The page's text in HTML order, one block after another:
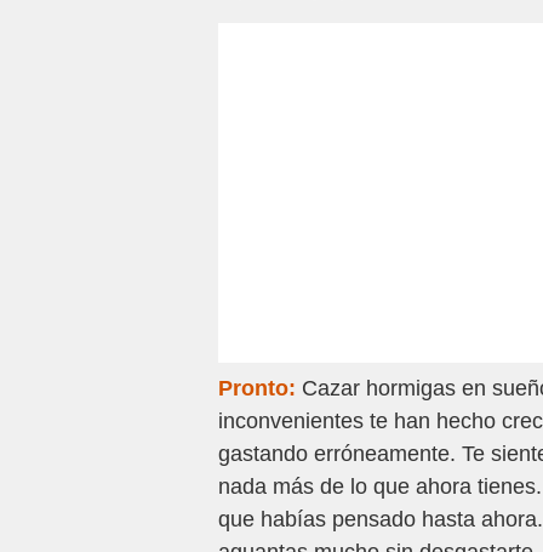
Pronto: Cazar hormigas en
inconvenientes te han hecho
gastando erróneamente. Te
nada más de lo que ahora
que habías pensado hasta